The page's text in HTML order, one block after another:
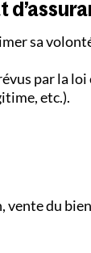
sa
par la
etc.).
vente du